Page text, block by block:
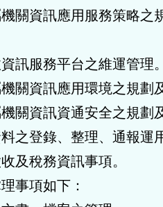
資訊應用服務策略之
服務平台之維運管理
資訊應用環境之規劃
資訊資通安全之規劃
登錄、整理、通報運
稅務資訊事項。
項如下：